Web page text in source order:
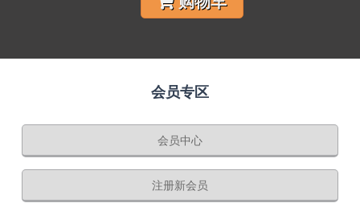
会员专区
会员中心
注册新会员